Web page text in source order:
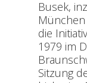
Busek,
die
1979 im
Sitzung